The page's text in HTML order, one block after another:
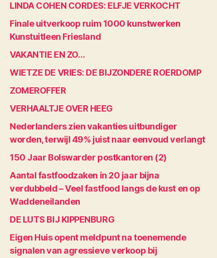
LINDA COHEN CORDES: ELFJE VERKOCHT
Finale uitverkoop ruim 1000 kunstwerken
Kunstuitleen Friesland
VAKANTIE EN ZO…
WIETZE DE VRIES: DE BIJZONDERE ROERDOMP
ZOMEROFFER
VERHAALTJE OVER HEEG
Nederlanders zien vakanties uitbundiger
worden, terwijl 49% juist naar eenvoud verlangt
150 Jaar Bolswarder postkantoren (2)
Aantal fastfoodzaken in 20 jaar bijna
verdubbeld – Veel fastfood langs de kust en op
Waddeneilanden
DE LUTS BIJ KIPPENBURG
Eigen Huis opent meldpunt na toenemende
signalen van agressieve verkoop bij